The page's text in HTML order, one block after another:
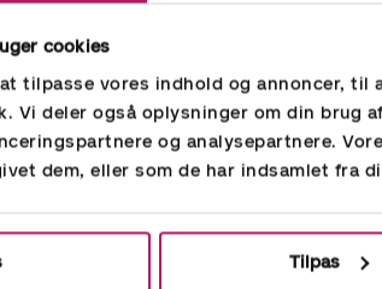
cookies
tilpasse vores indhold og annoncer,
Vi deler også oplysninger om din brug
og analysepartnere.
dem, eller som de har indsamlet fra
Tilpas
til
tids- og fraværsregistreringssystem